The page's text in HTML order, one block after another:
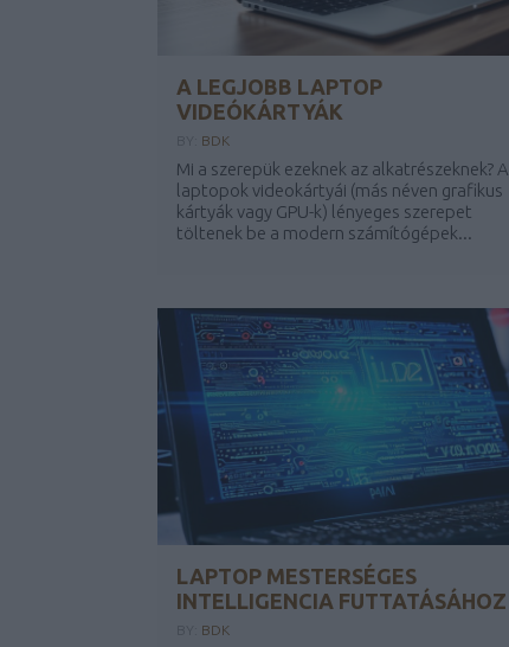
A LEGJOBB LAPTOP
VIDEÓKÁRTYÁK
BDK
Mi a szerepük ezeknek az alkatrészeknek? A
laptopok videokártyái (más néven grafikus
kártyák vagy GPU-k) lényeges szerepet
töltenek be a modern számítógépek...
LAPTOP MESTERSÉGES
INTELLIGENCIA FUTTATÁSÁHOZ
BDK